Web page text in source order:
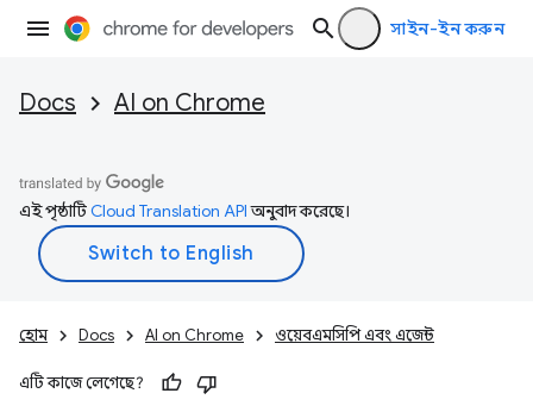
সাইন-ইন করুন
Docs AI on Chrome
এই পৃষ্ঠাটিCloud Translation APIঅনুবাদ করেছে।
হোম Docs AI on Chrome ওয়েবএমসিপি এবং এজেন্ট
এটি কাজে লেগেছে?